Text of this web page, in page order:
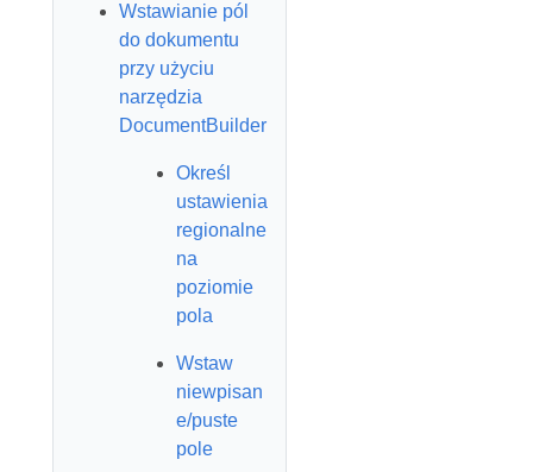
Wstawianie pól
do dokumentu
przy użyciu
narzędzia
DocumentBuilder
Określ
ustawienia
regionalne
na
poziomie
pola
Wstaw
niewpisan
e/puste
pole